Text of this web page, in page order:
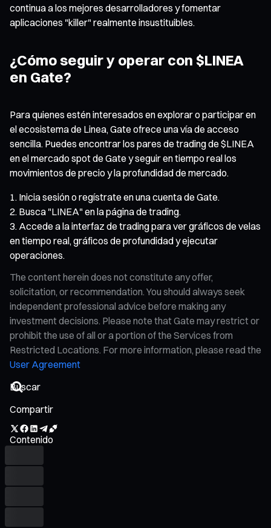
continua a los mejores desarrolladores y fomentar
aplicaciones "killer" realmente insustituibles.
¿Cómo seguir y operar con $LINEA
en Gate?
Para quienes estén interesados en explorar o participar en
el ecosistema de Linea, Gate ofrece una vía de acceso
sencilla. Puedes encontrar los pares de trading de $LINEA
en el mercado spot de Gate y seguir en tiempo real los
movimientos de precio y la profundidad de mercado.
Inicia sesión o regístrate en una cuenta de Gate.
Busca "LINEA" en la página de trading.
Accede a la interfaz de trading para ver gráficos de velas
en tiempo real, gráficos de profundidad y ejecutar
operaciones.
The content herein does not constitute any offer,
solicitation, or recommendation. You should always seek
independent professional advice before making any
investment decisions. Please note that Gate may restrict or
prohibit the use of all or a portion of the Services from
Restricted Locations. For more information, please read the
User Agreement
Compartir
Contenido